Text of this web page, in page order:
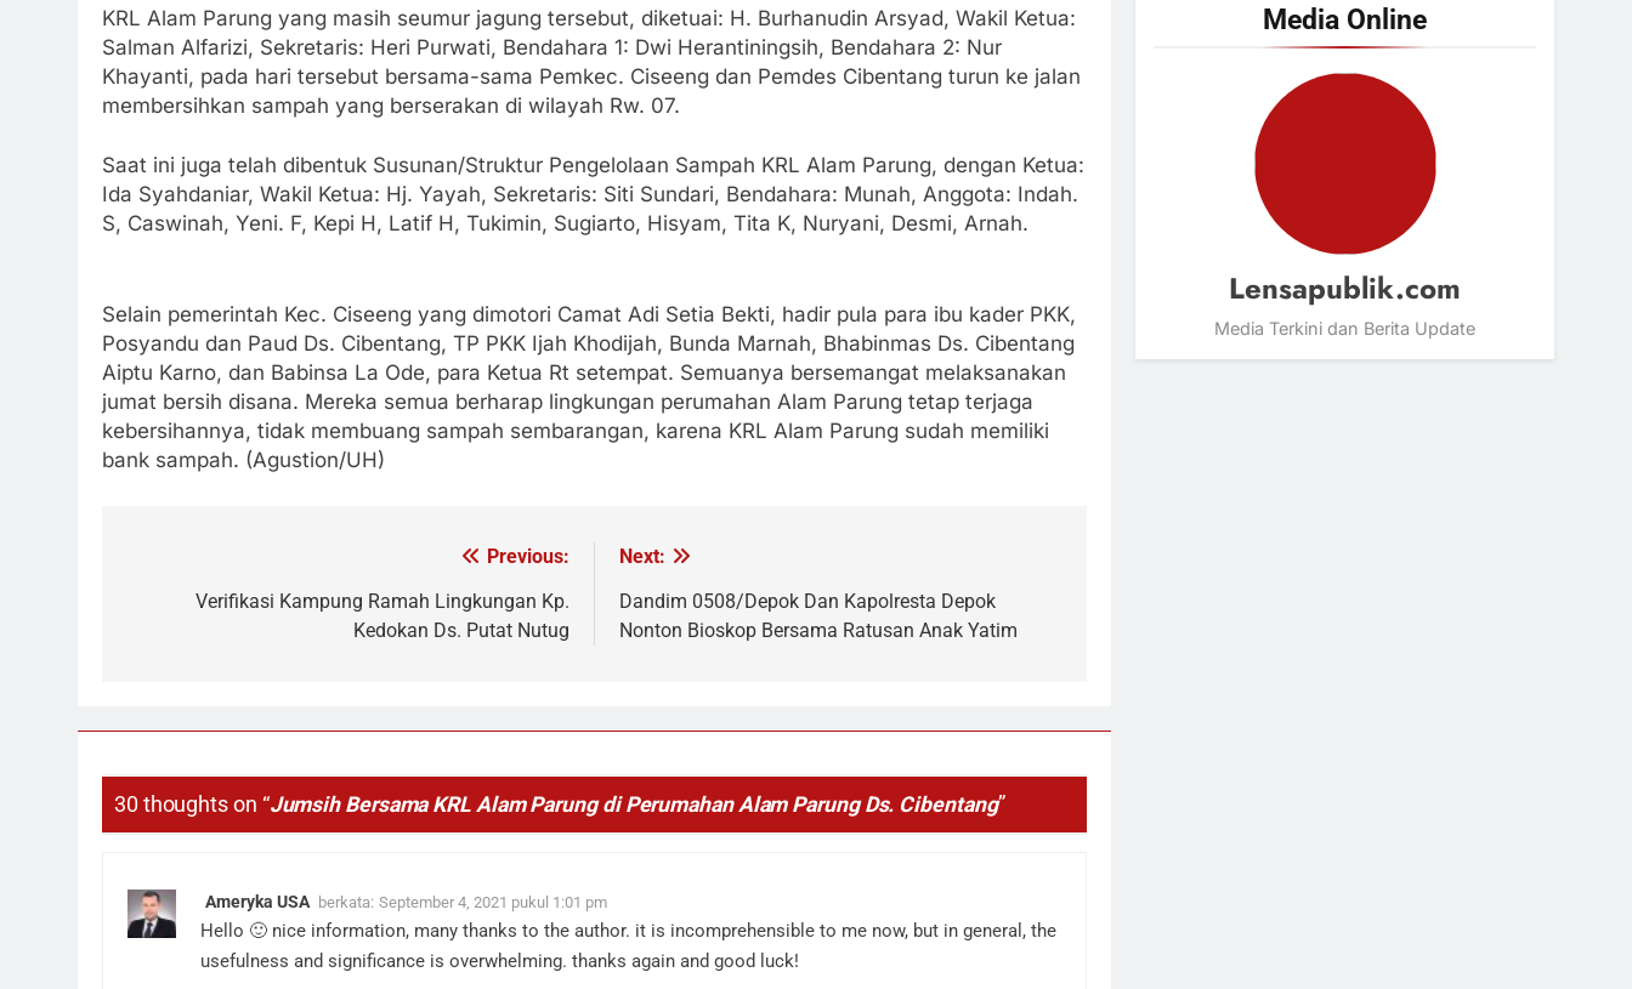
KRL Alam Parung yang masih seumur jagung tersebut, diketuai: H. Burhanudin Arsyad, Wakil Ketua:
Salman Alfarizi, Sekretaris: Heri Purwati, Bendahara 1: Dwi Herantiningsih, Bendahara 2: Nur
Khayanti, pada hari tersebut bersama-sama Pemkec. Ciseeng dan Pemdes Cibentang turun ke jalan
membersihkan sampah yang berserakan di wilayah Rw. 07.
Saat ini juga telah dibentuk Susunan/Struktur Pengelolaan Sampah KRL Alam Parung, dengan Ketua:
Ida Syahdaniar, Wakil Ketua: Hj. Yayah, Sekretaris: Siti Sundari, Bendahara: Munah, Anggota: Indah.
S, Caswinah, Yeni. F, Kepi H, Latif H, Tukimin, Sugiarto, Hisyam, Tita K, Nuryani, Desmi, Arnah.
Selain pemerintah Kec. Ciseeng yang dimotori Camat Adi Setia Bekti, hadir pula para ibu kader PKK,
Posyandu dan Paud Ds. Cibentang, TP PKK Ijah Khodijah, Bunda Marnah, Bhabinmas Ds. Cibentang
Aiptu Karno, dan Babinsa La Ode, para Ketua Rt setempat. Semuanya bersemangat melaksanakan
jumat bersih disana. Mereka semua berharap lingkungan perumahan Alam Parung tetap terjaga
kebersihannya, tidak membuang sampah sembarangan, karena KRL Alam Parung sudah memiliki
bank sampah. (Agustion/UH)
Previous:
Verifikasi Kampung Ramah Lingkungan Kp.
Kedokan Ds. Putat Nutug
Next:
Dandim 0508/Depok Dan Kapolresta Depok
Nonton Bioskop Bersama Ratusan Anak Yatim
30 thoughts on “Jumsih Bersama KRL Alam Parung di Perumahan Alam Parung Ds. Cibentang”
Ameryka USA berkata: September 4, 2021 pukul 1:01 pm
Hello 🙂 nice information, many thanks to the author. it is incomprehensible to me now, but in general, the
usefulness and significance is overwhelming. thanks again and good luck!
Media Online
Lensapublik.com
Media Terkini dan Berita Update